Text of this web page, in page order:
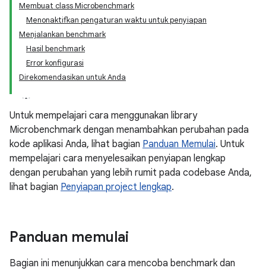
Membuat class Microbenchmark
Menonaktifkan pengaturan waktu untuk penyiapan
Menjalankan benchmark
Hasil benchmark
Error konfigurasi
Direkomendasikan untuk Anda
Untuk mempelajari cara menggunakan library
Microbenchmark dengan menambahkan perubahan pada
kode aplikasi Anda, lihat bagian Panduan Memulai. Untuk
mempelajari cara menyelesaikan penyiapan lengkap
dengan perubahan yang lebih rumit pada codebase Anda,
lihat bagian Penyiapan project lengkap.
Panduan memulai
Bagian ini menunjukkan cara mencoba benchmark dan